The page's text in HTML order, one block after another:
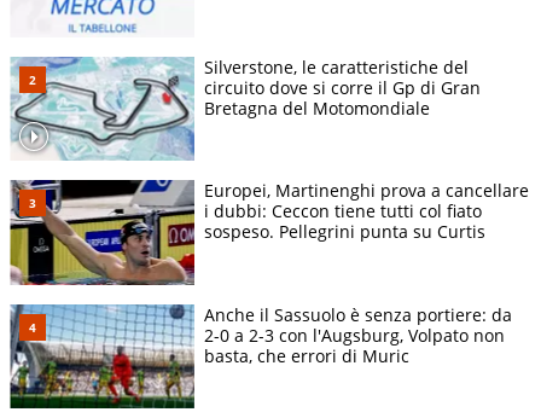
Silverstone, le caratteristiche del
circuito dove si corre il Gp di Gran
Bretagna del Motomondiale
Europei, Martinenghi prova a cancellare
i dubbi: Ceccon tiene tutti col fiato
sospeso. Pellegrini punta su Curtis
Anche il Sassuolo è senza portiere: da
2-0 a 2-3 con l'Augsburg, Volpato non
basta, che errori di Muric